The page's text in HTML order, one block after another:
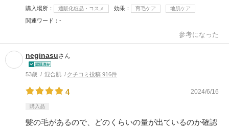
購入場所 通販化粧品・コスメ 効果 育毛ケア 地肌ケア
関連ワード -
参考になった
neginasuさん
53歳 混合肌 クチコミ投稿 916件
4 2024/6/16
購入品
髪の毛があるので、どのくらいの量が出ているのか確認